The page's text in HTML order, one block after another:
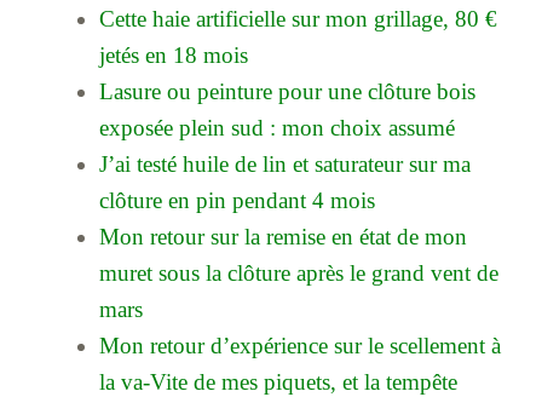
Cette haie artificielle sur mon grillage, 80 €
jetés en 18 mois
Lasure ou peinture pour une clôture bois
exposée plein sud : mon choix assumé
J’ai testé huile de lin et saturateur sur ma
clôture en pin pendant 4 mois
Mon retour sur la remise en état de mon
muret sous la clôture après le grand vent de
mars
Mon retour d’expérience sur le scellement à
la va-Vite de mes piquets, et la tempête